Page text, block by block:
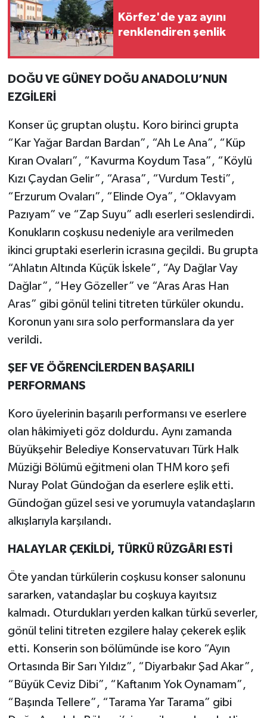
Körfez'de yaz ayını
renklendiren şenlik
DOĞU VE GÜNEY DOĞU ANADOLU’NUN
EZGİLERİ
Konser üç gruptan oluştu. Koro birinci grupta
“Kar Yağar Bardan Bardan”, “Ah Le Ana”, “Küp
Kıran Ovaları”, “Kavurma Koydum Tasa”, “Köylü
Kızı Çaydan Gelir”, “Arasa”, “Vurdum Testi”,
“Erzurum Ovaları”, “Elinde Oya”, “Oklavyam
Pazıyam” ve “Zap Suyu” adlı eserleri seslendirdi.
Konukların coşkusu nedeniyle ara verilmeden
ikinci gruptaki eserlerin icrasına geçildi. Bu grupta
“Ahlatın Altında Küçük İskele”, “Ay Dağlar Vay
Dağlar”, “Hey Gözeller” ve “Aras Aras Han
Aras” gibi gönül telini titreten türküler okundu.
Koronun yanı sıra solo performanslara da yer
verildi.
ŞEF VE ÖĞRENCİLERDEN BAŞARILI
PERFORMANS
Koro üyelerinin başarılı performansı ve eserlere
olan hâkimiyeti göz doldurdu. Aynı zamanda
Büyükşehir Belediye Konservatuvarı Türk Halk
Müziği Bölümü eğitmeni olan THM koro şefi
Nuray Polat Gündoğan da eserlere eşlik etti.
Gündoğan güzel sesi ve yorumuyla vatandaşların
alkışlarıyla karşılandı.
HALAYLAR ÇEKİLDİ, TÜRKÜ RÜZGÂRI ESTİ
Öte yandan türkülerin coşkusu konser salonunu
sararken, vatandaşlar bu coşkuya kayıtsız
kalmadı. Oturdukları yerden kalkan türkü severler,
gönül telini titreten ezgilere halay çekerek eşlik
etti. Konserin son bölümünde ise koro “Ayın
Ortasında Bir Sarı Yıldız”, “Diyarbakır Şad Akar”,
“Büyük Ceviz Dibi”, “Kaftanım Yok Oynamam”,
“Başında Tellere”, “Tarama Yar Tarama” gibi